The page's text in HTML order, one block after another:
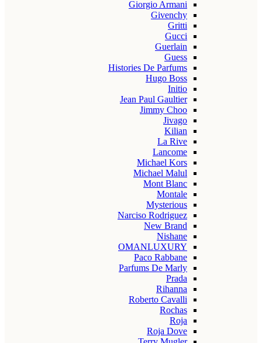
Giorgio Armani
Givenchy
Gritti
Gucci
Guerlain
Guess
Histories De Parfums
Hugo Boss
Initio
Jean Paul Gaultier
Jimmy Choo
Jivago
Kilian
La Rive
Lancome
Michael Kors
Michael Malul
Mont Blanc
Montale
Mysterious
Narciso Rodriguez
New Brand
Nishane
OMANLUXURY
Paco Rabbane
Parfums De Marly
Prada
Rihanna
Roberto Cavalli
Rochas
Roja
Roja Dove